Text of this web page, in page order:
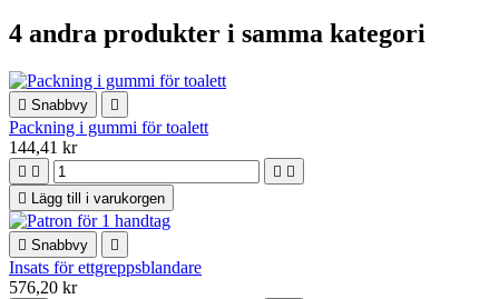
4 andra produkter i samma kategori
 Snabbvy 
Packning i gummi för toalett
144,41 kr
   
 Lägg till i varukorgen
 Snabbvy 
Insats för ettgreppsblandare
576,20 kr